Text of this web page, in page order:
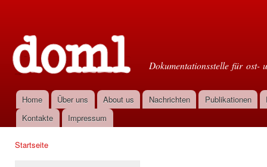
Dokumentationsstelle für ost-
Hauptmenü
Home Über uns About us Nachrichten Publikationen
Kontakte
Impressum
Startseite